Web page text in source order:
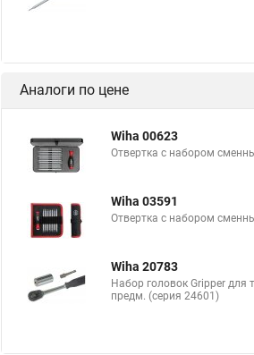
Аналоги по цене
Wiha 00623
Отвертка с набором
Wiha 03591
Отвертка с набором
Wiha 20783
Набор головок Gripper для
предм. (серия 24601)